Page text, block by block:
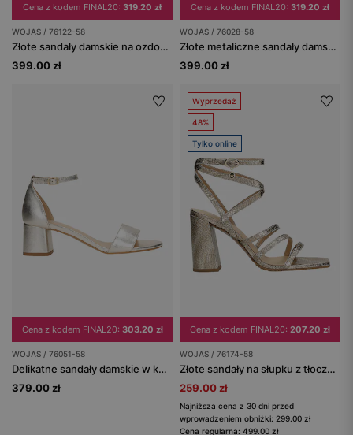
Cena z kodem FINAL20: 319.20 zł
WOJAS / 76122-58
Złote sandały damskie na ozdobnym obcasie
399.00 zł
Cena z kodem FINAL20: 319.20 zł
WOJAS / 76028-58
Złote metaliczne sandały damskie na obcasie
399.00 zł
Cena z kodem FINAL20: 303.20 zł
WOJAS / 76051-58
Delikatne sandały damskie w kolorze złotym
379.00 zł
Wyprzedaż
48%
Tylko online
Cena z kodem FINAL20: 207.20 zł
WOJAS / 76174-58
Złote sandały na słupku z tłoczonej skóry
259.00 zł
Najniższa cena z 30 dni przed
wprowadzeniem obniżki: 299.00 zł
Cena regularna: 499.00 zł